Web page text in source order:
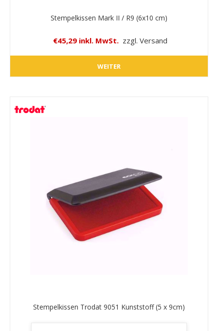
Stempelkissen Mark II / R9 (6x10 cm)
€45,29 inkl. MwSt. zzgl. Versand
WEITER
Stempelkissen Trodat 9051 Kunststoff (5 x 9cm)